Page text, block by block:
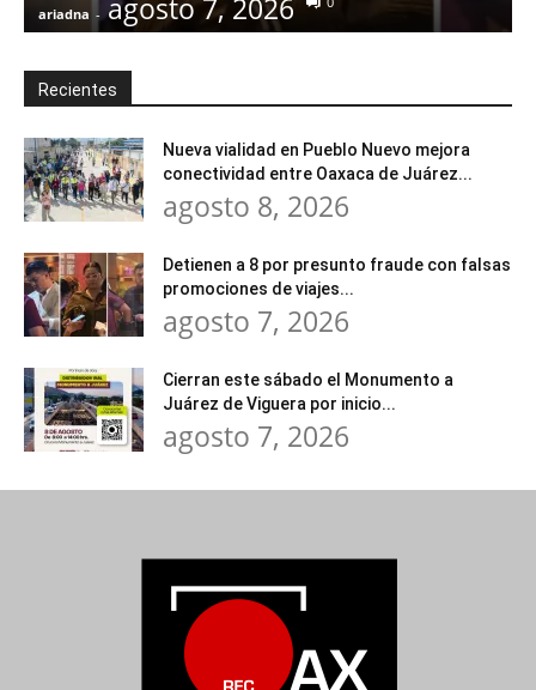
ariadna - agosto 7, 2026
Recientes
Nueva vialidad en Pueblo Nuevo mejora
conectividad entre Oaxaca de Juárez...
agosto 8, 2026
Detienen a 8 por presunto fraude con falsas
promociones de viajes...
agosto 7, 2026
Cierran este sábado el Monumento a
Juárez de Viguera por inicio...
agosto 7, 2026